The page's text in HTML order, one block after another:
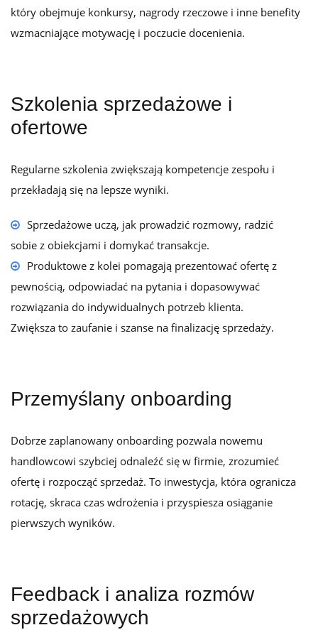
który obejmuje konkursy, nagrody rzeczowe i inne benefity
wzmacniające motywację i poczucie docenienia.
Szkolenia sprzedażowe i
ofertowe
Regularne szkolenia zwiększają kompetencje zespołu i
przekładają się na lepsze wyniki.
Sprzedażowe uczą, jak prowadzić rozmowy, radzić
sobie z obiekcjami i domykać transakcje.
Produktowe z kolei pomagają prezentować ofertę z
pewnością, odpowiadać na pytania i dopasowywać
rozwiązania do indywidualnych potrzeb klienta.
Zwiększa to zaufanie i szanse na finalizację sprzedaży.
Przemyślany onboarding
Dobrze zaplanowany onboarding pozwala nowemu
handlowcowi szybciej odnaleźć się w firmie, zrozumieć
ofertę i rozpocząć sprzedaż. To inwestycja, która ogranicza
rotację, skraca czas wdrożenia i przyspiesza osiąganie
pierwszych wyników.
Feedback i analiza rozmów
sprzedażowych